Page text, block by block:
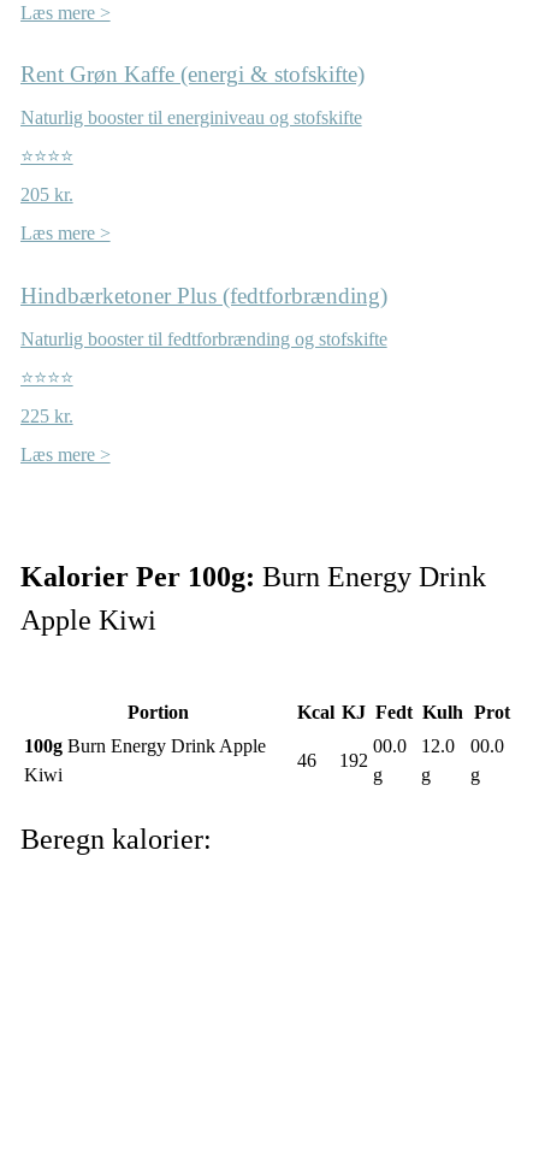
Læs mere >
Rent Grøn Kaffe (energi & stofskifte)
Naturlig booster til energiniveau og stofskifte
⭐⭐⭐⭐
205 kr.
Læs mere >
Hindbærketoner Plus (fedtforbrænding)
Naturlig booster til fedtforbrænding og stofskifte
⭐⭐⭐⭐
225 kr.
Læs mere >
Kalorier Per 100g: Burn Energy Drink
Apple Kiwi
Portion Kcal KJ Fedt Kulh Prot
100gBurn Energy Drink Apple
Kiwi
46 192
00.0
g
12.0
g
00.0
g
Beregn kalorier: